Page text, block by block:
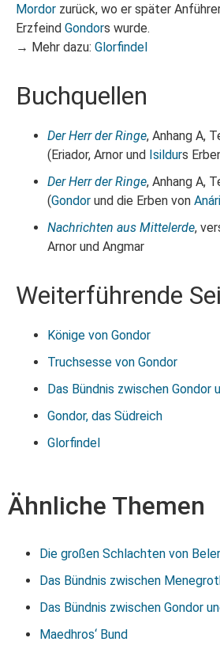
Mordor zurück, wo er später
Erzfeind Gondors wurde.
→ Mehr dazu: Glorfindel
Buchquellen
Der Herr der Ringe, Anhang A,
(Eriador, Arnor und Isildurs
Der Herr der Ringe, Anhang A,
(Gondor und die Erben von
Nachrichten aus Mittelerde,
Arnor und Angmar
Weiterführende
Könige von Gondor
Truchsesse von Gondor
Das Bündnis zwischen Gondor
Gondor, das Südreich
Glorfindel
Ähnliche Themen
Die großen Schlachten von
Das Bündnis zwischen
Das Bündnis zwischen Gondor
Maedhros‘ Bund